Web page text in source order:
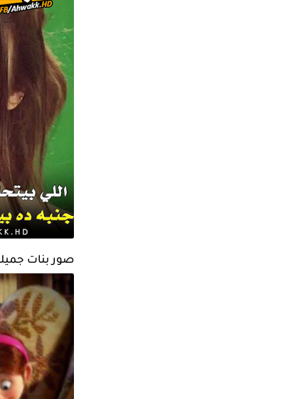
صور بنات جميلة جدا 2017 خلفيات بنات